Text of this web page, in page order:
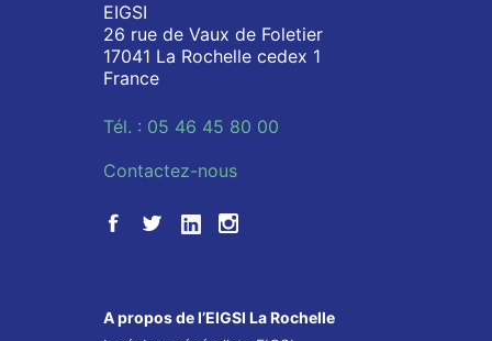
EIGSI
26 rue de Vaux de Foletier
17041 La Rochelle cedex 1
France
Tél. : 05 46 45 80 00
Contactez-nous
A propos de l’EIGSI La Rochelle